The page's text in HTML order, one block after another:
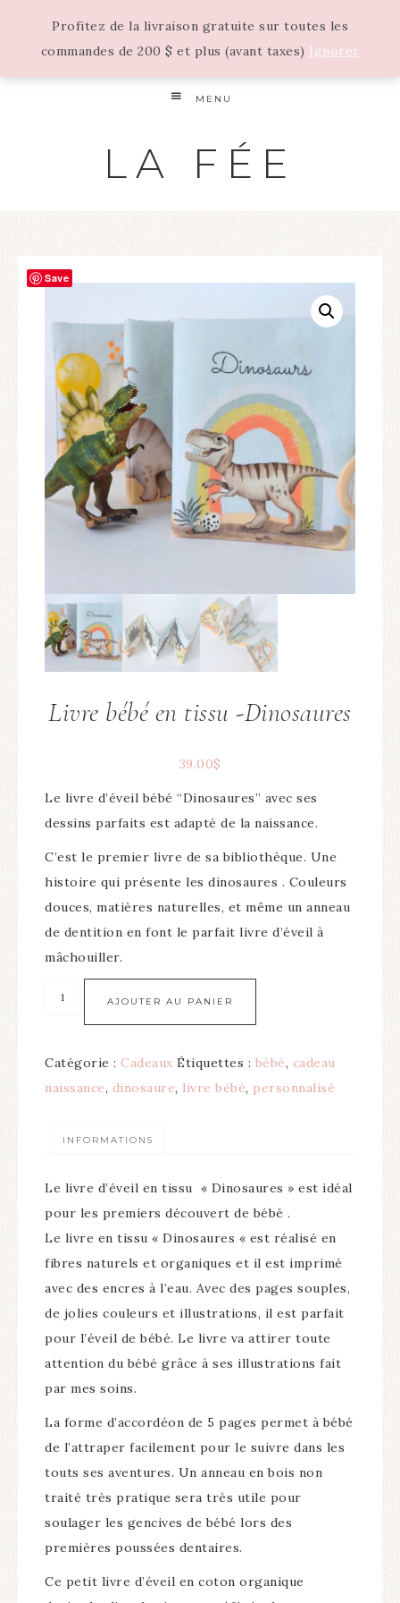
Profitez de la livraison gratuite sur toutes les
commandes de 200 $ et plus (avant taxes) Ignorer
MENU
LA FÉE
Save
Livre bébé en tissu -Dinosaures
39.00$
Le livre d’éveil bébé “Dinosaures” avec ses
dessins parfaits est adapté de la naissance.
C’est le premier livre de sa bibliothèque. Une
histoire qui présente les dinosaures . Couleurs
douces, matières naturelles, et même un anneau
de dentition en font le parfait livre d’éveil à
mâchouiller.
AJOUTER AU PANIER
Catégorie : Cadeaux Étiquettes : bébé, cadeau
naissance, dinosaure, livre bébé, personnalisé
INFORMATIONS
Le livre d’éveil en tissu « Dinosaures » est idéal
pour les premiers découvert de bébé .
Le livre en tissu « Dinosaures « est réalisé en
fibres naturels et organiques et il est imprimé
avec des encres à l’eau. Avec des pages souples,
de jolies couleurs et illustrations, il est parfait
pour l’éveil de bébé. Le livre va attirer toute
attention du bébé grâce à ses illustrations fait
par mes soins.
La forme d’accordéon de 5 pages permet à bébé
de l’attraper facilement pour le suivre dans les
touts ses aventures. Un anneau en bois non
traité très pratique sera très utile pour
soulager les gencives de bébé lors des
premières poussées dentaires.
Ce petit livre d’éveil en coton organique